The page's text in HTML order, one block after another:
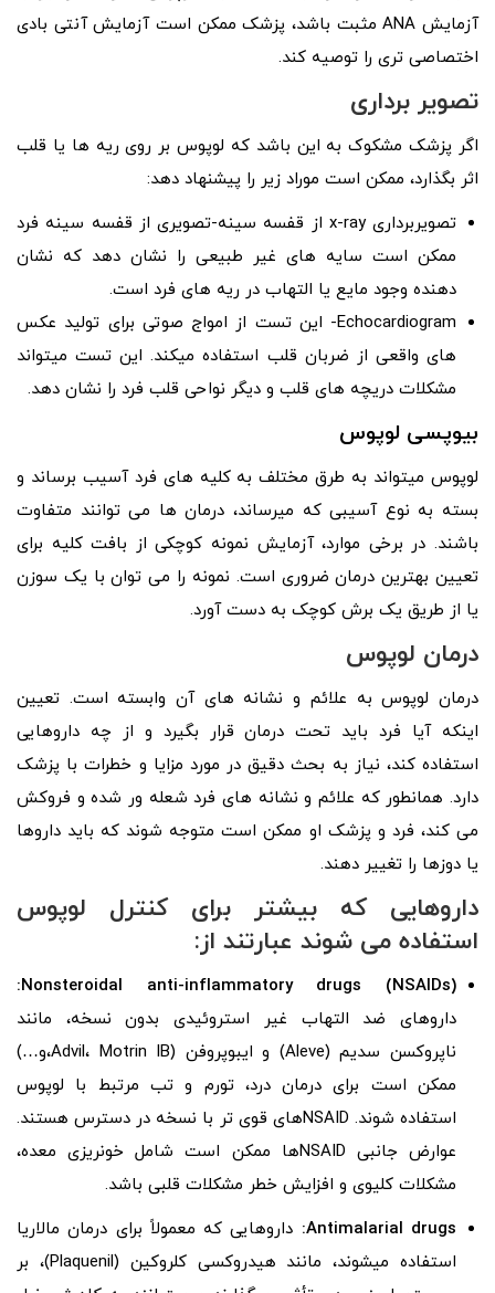
آزمایش ANA مثبت باشد، پزشک ممکن است آزمایش آنتی بادی
اختصاصی‌ تری را توصیه کند.
تصویر برداری
اگر پزشک مشکوک به این باشد که لوپوس بر روی ریه‌ ها یا قلب
اثر بگذارد، ممکن است موراد زیر را پیشنهاد دهد:
تصویر‌برداری x-ray از قفسه سینه-تصویری از قفسه سینه فرد
ممکن است سایه های غیر طبیعی را نشان دهد که نشان
دهنده وجود مایع یا التهاب در ریه های فرد است.
Echocardiogram- این تست از امواج صوتی برای تولید عکس‌
های واقعی از ضربان قلب استفاده میکند. این تست میتواند
مشکلات دریچه‌ های قلب و دیگر نواحی قلب فرد را نشان دهد.
بیوپسی لوپوس
لوپوس میتواند به طرق مختلف به کلیه های فرد آسیب برساند و
بسته به نوع آسیبی که میرساند، درمان‌ ها می توانند متفاوت
باشند. در برخی موارد، آزمایش نمونه کوچکی از بافت کلیه برای
تعیین بهترین درمان ضروری است. نمونه را می توان با یک سوزن
یا از طریق یک برش کوچک به دست آورد.
درمان لوپوس
درمان لوپوس به علائم و نشانه‌ های آن وابسته است. تعیین
اینکه آیا فرد باید تحت درمان قرار بگیرد و از چه داروهایی
استفاده کند، نیاز به بحث دقیق در مورد مزایا و خطرات با پزشک
دارد. همانطور که علائم و نشانه های فرد شعله ور شده و فروکش
می کند، فرد و پزشک او ممکن است متوجه شوند که باید داروها
یا دوزها را تغییر دهند.
داروهایی که بیشتر برای کنترل لوپوس
استفاده می شوند عبارتند از:
Nonsteroidal anti-inflammatory drugs (NSAIDs):
داروهای ضد التهاب غیر استروئیدی بدون نسخه، مانند
ناپروکسن سدیم (Aleve) و ایبوپروفن (Advil، Motrin IB،و…)
ممکن است برای درمان درد، تورم و تب مرتبط با لوپوس
استفاده شوند. NSAIDهای قوی تر با نسخه در دسترس هستند.
عوارض جانبی NSAIDها ممکن است شامل خونریزی معده،
مشکلات کلیوی و افزایش خطر مشکلات قلبی باشد.
Antimalarial drugs: داروهایی که معمولاً برای درمان مالاریا
استفاده میشوند، مانند هیدروکسی کلروکین (Plaquenil)، بر